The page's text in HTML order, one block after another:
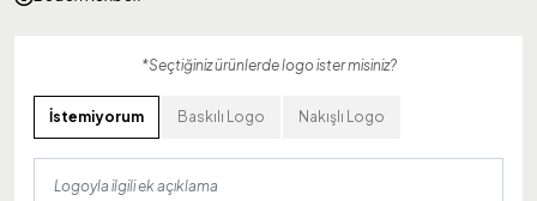
*Seçtiğiniz ürünlerde logo ister misiniz?
İstemiyorum Baskılı Logo Nakışlı Logo